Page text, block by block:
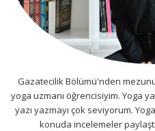
Gazatecilik Bölümü'nden
yoga uzmanı öğrencisiyim. Yoga
yazı yazmayı çok seviyorum.
konuda incelemeler